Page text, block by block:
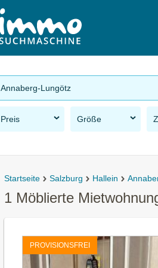
Annaberg-Lungötz
Preis Größe
Startseite Salzburg Hallein
1 Möblierte
PROVISIONSFREI